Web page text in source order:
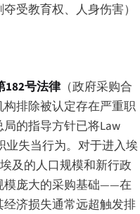
受教育权、人身伤害）
182号法律（政府采购合
排除被认定存在严重职
的指导方针已将Law
业失当行为。对于进入埃
及的人口规模和新行政
模庞大的采购基础——在
济损失通常远超触发排